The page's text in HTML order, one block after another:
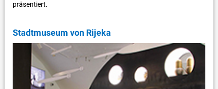
präsentiert.
Stadtmuseum von Rijeka